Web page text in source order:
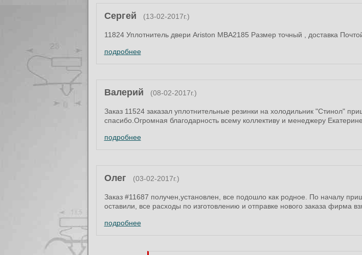
Сергей (13-02-2017г.)
11824 Уплотнитель двери Ariston MBA2185 Размер точный , доставка
подробнее
Валерий (08-02-2017г.)
Заказ 11524 заказал уплотнительные резинки на холодильник "Стинол"
спасибо.Огромная благодарность всему коллективу и менеджеру
подробнее
Олег (03-02-2017г.)
Заказ #11687 получен,установлен, все подошло как родное. По началу
оставили, все расходы по изготовлению и отправке нового заказа фирма
подробнее